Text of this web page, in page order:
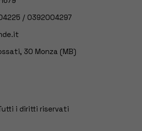
/ 0392004297
30 Monza (MB)
i diritti riservati